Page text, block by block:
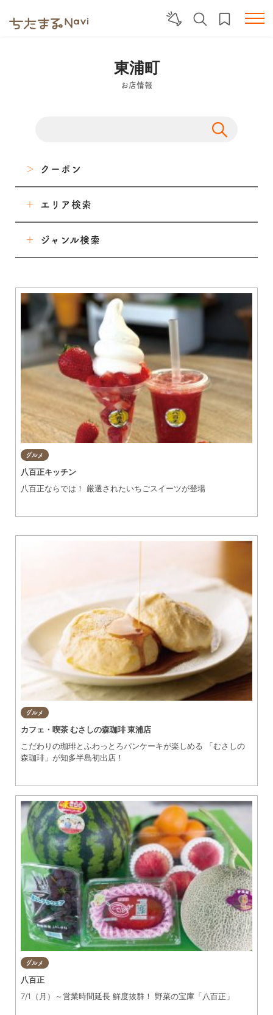
東浦町
お店情報
クーポン
エリア検索
東海市
大府市
東浦町
阿久比町
半田市
南知多町
ジャンル検索
美容・健康
ショップ
住まい・暮らし
習い事・趣味
宿泊
観光・自然
グルメ
八百正キッチン
八百正ならでは！ 厳選されたいちごスイーツが登場
グルメ
カフェ・喫茶 むさしの森珈琲 東浦店
こだわりの珈琲とふわっとろパンケーキが楽しめる 「むさしの
森珈琲」が知多半島初出店！
グルメ
八百正
7/1（月）～営業時間延長 鮮度抜群！ 野菜の宝庫「八百正」